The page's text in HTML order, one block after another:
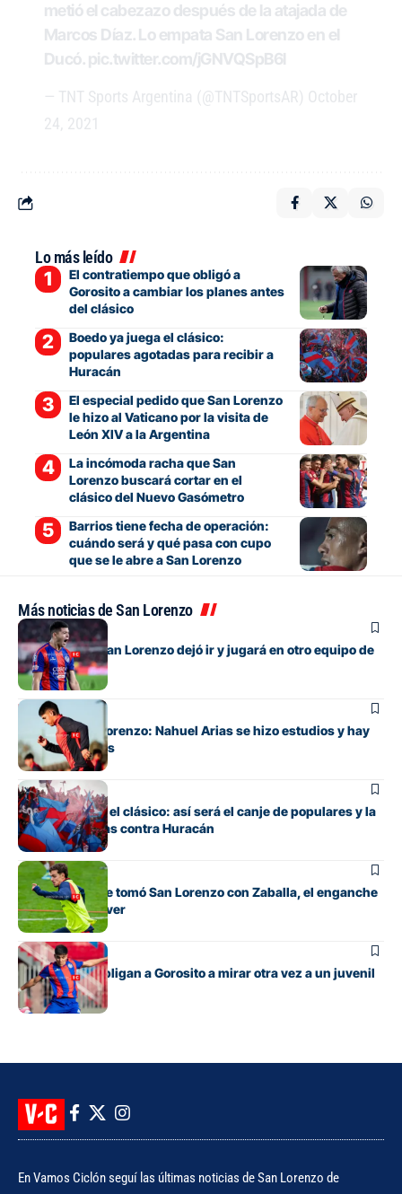
metió el cabezazo después de la atajada de
Marcos Díaz. Lo empata San Lorenzo en el
Ducó.pic.twitter.com/jGNVQSpB6l
— TNT Sports Argentina (@TNTSportsAR) October
24, 2021
Lo más leído
El contratiempo que obligó a
Gorosito a cambiar los planes antes
del clásico
Boedo ya juega el clásico:
populares agotadas para recibir a
Huracán
El especial pedido que San Lorenzo
le hizo al Vaticano por la visita de
León XIV a la Argentina
La incómoda racha que San
Lorenzo buscará cortar en el
clásico del Nuevo Gasómetro
Barrios tiene fecha de operación:
cuándo será y qué pasa con cupo
que se le abre a San Lorenzo
Más noticias de San Lorenzo
Fútbol
El lateral que San Lorenzo dejó ir y jugará en otro equipo de
Primera
Fútbol
Alivio en San Lorenzo: Nahuel Arias se hizo estudios y hay
buenas noticias
Fútbol
Todo listo para el clásico: así será el canje de populares y la
venta de plateas contra Huracán
Fútbol
La decisión que tomó San Lorenzo con Zaballa, el enganche
que llegó de River
Fútbol
Las lesiones obligan a Gorosito a mirar otra vez a un juvenil
En Vamos Ciclón seguí las últimas noticias de San Lorenzo de